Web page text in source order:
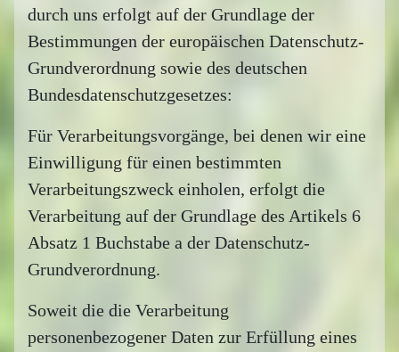
durch uns erfolgt auf der Grundlage der
Bestimmungen der europäischen Datenschutz-
Grundverordnung sowie des deutschen
Bundesdatenschutzgesetzes:
Für Verarbeitungsvorgänge, bei denen wir eine
Einwilligung für einen bestimmten
Verarbeitungszweck einholen, erfolgt die
Verarbeitung auf der Grundlage des Artikels 6
Absatz 1 Buchstabe a der Datenschutz-
Grundverordnung.
Soweit die die Verarbeitung
personenbezogener Daten zur Erfüllung eines